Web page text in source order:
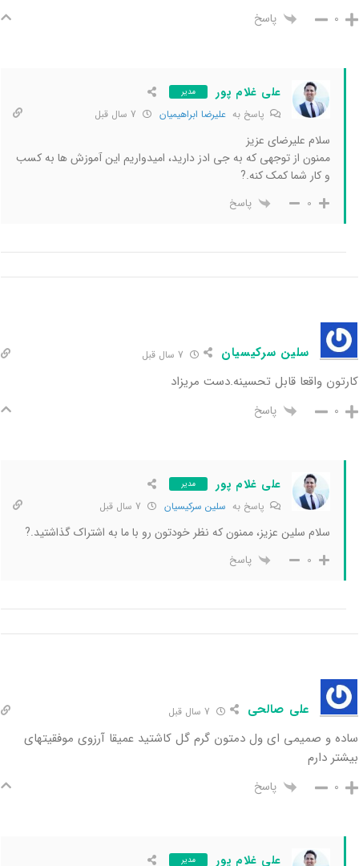
0 پاسخ
علی غلام پور مدیر
پاسخ به علیرضا ابراهیمیان
سلام علیرضای عزیز
ممنون از توجهی که به جی ادز دارید،‌ امیدواریم این آموزش ها به کسب
و کار شما کمک کنه.?
0 پاسخ
سلین سرکیسیان
کارتون واقعا قابل تحسینه.دست مریزاد
0 پاسخ
علی غلام پور مدیر
پاسخ به سلین سرکیسیان
سلام سلین عزیز، ممنون که نظر خودتون رو با ما به اشتراک گذاشتید.?
0 پاسخ
علی صالحی
ساده و صمیمی ای ول دمتون گرم گل کاشتید عمیقا آرزوی موفقیتهای
بیشتر دارم
0 پاسخ
علی غلام پور مدیر